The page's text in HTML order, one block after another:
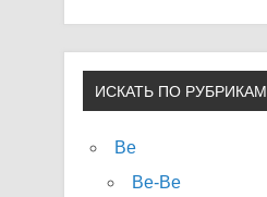
ИСКАТЬ ПО РУБРИКАМ
Be
Be-Be